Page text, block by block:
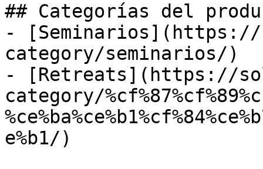
## Categorías del
- [Seminarios](https://
category/seminarios/)
- [Retreats](https://
category/
e%b1/)